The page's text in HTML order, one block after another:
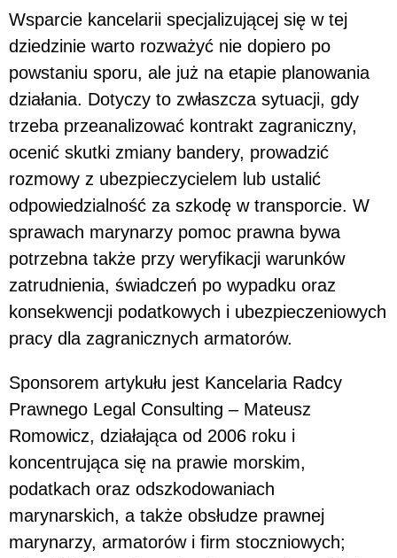
Wsparcie kancelarii specjalizującej się w tej
dziedzinie warto rozważyć nie dopiero po
powstaniu sporu, ale już na etapie planowania
działania. Dotyczy to zwłaszcza sytuacji, gdy
trzeba przeanalizować kontrakt zagraniczny,
ocenić skutki zmiany bandery, prowadzić
rozmowy z ubezpieczycielem lub ustalić
odpowiedzialność za szkodę w transporcie. W
sprawach marynarzy pomoc prawna bywa
potrzebna także przy weryfikacji warunków
zatrudnienia, świadczeń po wypadku oraz
konsekwencji podatkowych i ubezpieczeniowych
pracy dla zagranicznych armatorów.
Sponsorem artykułu jest Kancelaria Radcy
Prawnego Legal Consulting – Mateusz
Romowicz, działająca od 2006 roku i
koncentrująca się na prawie morskim,
podatkach oraz odszkodowaniach
marynarskich, a także obsłudze prawnej
marynarzy, armatorów i firm stoczniowych;